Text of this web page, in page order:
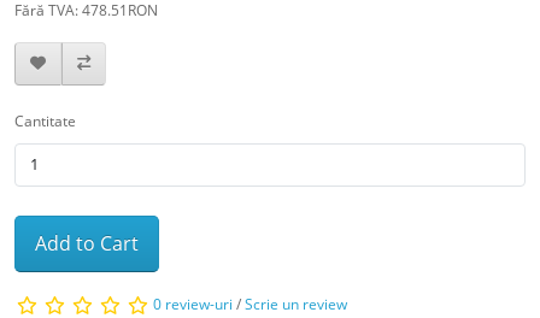
Fără TVA: 478.51RON
Cantitate
Add to Cart
0 review-uri /Scrie un review